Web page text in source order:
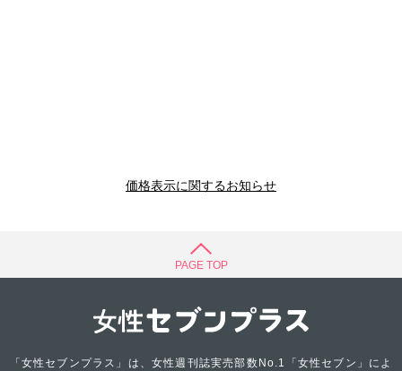
価格表示に関するお知らせ
PAGE TOP
「女性セブンプラス」は、女性週刊誌実売部数No.1「女性セブン」によ